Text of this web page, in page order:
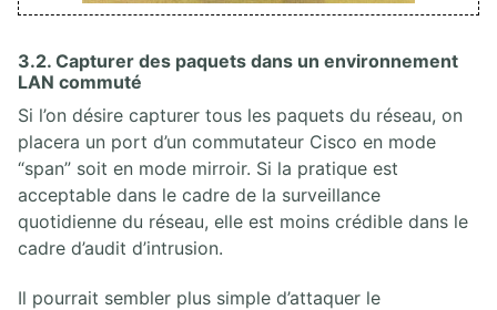
3.2. Capturer des paquets dans un environnement
LAN commuté
Si l’on désire capturer tous les paquets du réseau, on
placera un port d’un commutateur Cisco en mode
“span” soit en mode mirroir. Si la pratique est
acceptable dans le cadre de la surveillance
quotidienne du réseau, elle est moins crédible dans le
cadre d’audit d’intrusion.
Il pourrait sembler plus simple d’attaquer le